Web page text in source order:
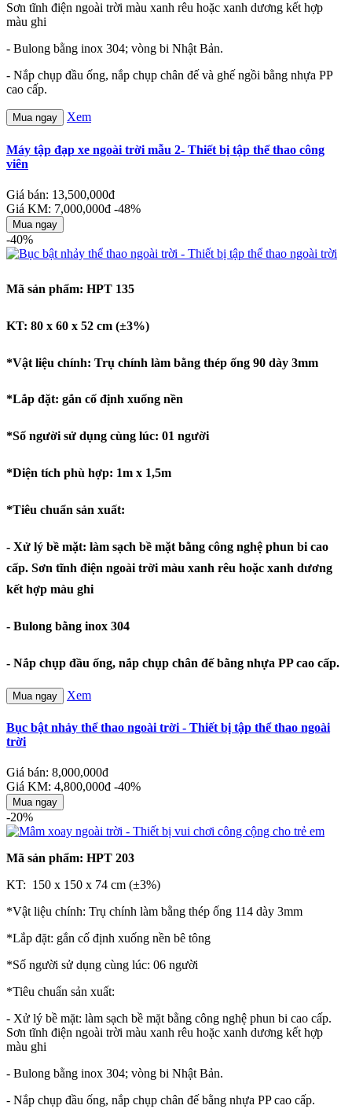
Sơn tĩnh điện ngoài trời màu xanh rêu hoặc xanh dương kết hợp
màu ghi
- Bulong bằng inox 304; vòng bi Nhật Bản.
- Nắp chụp đầu ống, nắp chụp chân đế và ghế ngồi bằng nhựa PP
cao cấp.
Mua ngay Xem
Máy tập đạp xe ngoài trời mẫu 2- Thiết bị tập thể thao công
viên
Giá bán: 13,500,000đ
Giá KM: 7,000,000đ -48%
Mua ngay
-40%
Mã sản phẩm: HPT 135
KT: 80 x 60 x 52 cm (±3%)
*Vật liệu chính: Trụ chính làm bằng thép ống 90 dày 3mm
*Lắp đặt: gắn cố định xuống nền
*Số người sử dụng cùng lúc: 01 người
*Diện tích phù hợp: 1m x 1,5m
*Tiêu chuẩn sản xuất:
- Xử lý bề mặt: làm sạch bề mặt bằng công nghệ phun bi cao
cấp. Sơn tĩnh điện ngoài trời màu xanh rêu hoặc xanh dương
kết hợp màu ghi
- Bulong bằng inox 304
- Nắp chụp đầu ống, nắp chụp chân đế bằng nhựa PP cao cấp.
Mua ngay Xem
Bục bật nhảy thể thao ngoài trời - Thiết bị tập thể thao ngoài
trời
Giá bán: 8,000,000đ
Giá KM: 4,800,000đ -40%
Mua ngay
-20%
Mã sản phẩm: HPT 203
KT: 150 x 150 x 74 cm (±3%)
*Vật liệu chính: Trụ chính làm bằng thép ống 114 dày 3mm
*Lắp đặt: gắn cố định xuống nền bê tông
*Số người sử dụng cùng lúc: 06 người
*Tiêu chuẩn sản xuất:
- Xử lý bề mặt: làm sạch bề mặt bằng công nghệ phun bi cao cấp.
Sơn tĩnh điện ngoài trời màu xanh rêu hoặc xanh dương kết hợp
màu ghi
- Bulong bằng inox 304; vòng bi Nhật Bản.
- Nắp chụp đầu ống, nắp chụp chân đế bằng nhựa PP cao cấp.